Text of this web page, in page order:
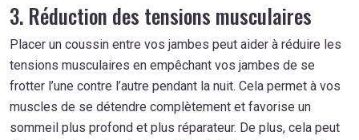
3. Réduction des tensions musculaires
Placer un coussin entre vos jambes peut aider à réduire les
tensions musculaires en empêchant vos jambes de se
frotter l’une contre l’autre pendant la nuit. Cela permet à vos
muscles de se détendre complètement et favorise un
sommeil plus profond et plus réparateur. De plus, cela peut